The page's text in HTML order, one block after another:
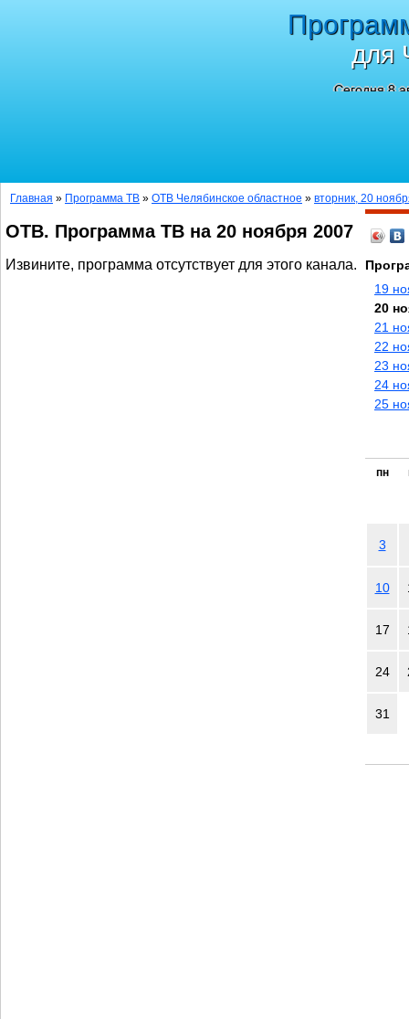
для
Сегодня 8
Главная » Программа ТВ » ОТВ Челябинское областное » вторник, 20
ОТВ. Программа ТВ на 20 ноября 2007
Извините, программа отсутствует для этого канала.
19
20
21
22
23
24
25
пн
3
10
17
24
31